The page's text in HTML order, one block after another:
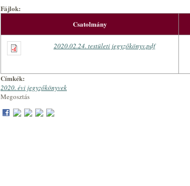
Fájlok:
Csatolmány
2020.02.24. testületi jegyzőkönyv.pdf
Címkék:
2020. évi jegyzőkönyvek
Megosztás